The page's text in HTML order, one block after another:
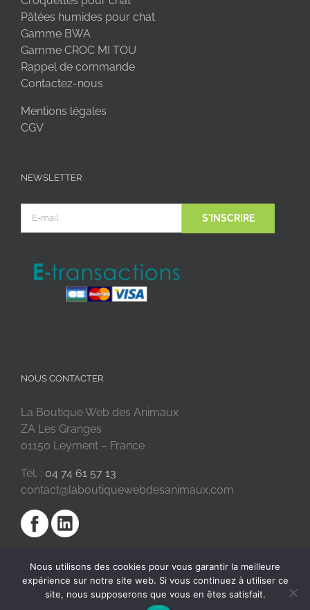
Pâtées humides pour chat
Gamme BWA
Gamme CROC MI TOU
Rappel de commande
Contactez-nous
Mentions légales
CGV
NEWSLETTER
NOUS CONTACTER
La Boutique Web des Animaux
ZA Les Granges
01150 Leyment – France
Tél. : 04 74 61 57 13
contact@laboutiquewebdesanimaux.com
Nous utilisons des cookies pour vous garantir la meilleure
expérience sur notre site web. Si vous continuez à utiliser ce
site, nous supposerons que vous en êtes satisfait.